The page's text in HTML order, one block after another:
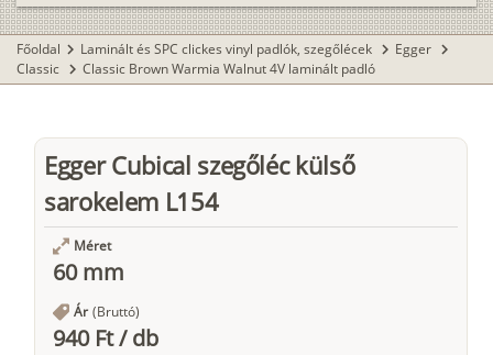
Főoldal chevron_right Laminált és SPC clickes vinyl padlók, szegőlécek chevron_right Egger chevron_right
Classic chevron_right Classic Brown Warmia Walnut 4V laminált padló
Egger Cubical szegőléc külső
sarokelem L154
Méret
60 mm
Ár (Bruttó)
940 Ft/db